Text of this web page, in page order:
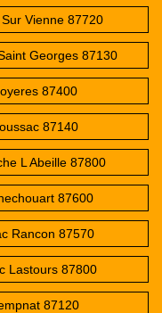
Vienne 87720
Georges 87130
87400
87140
L Abeille 87800
87600
Rancon 87570
Lastours 87800
87120